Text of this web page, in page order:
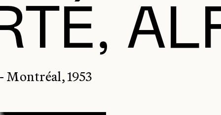
Montréal, 1953